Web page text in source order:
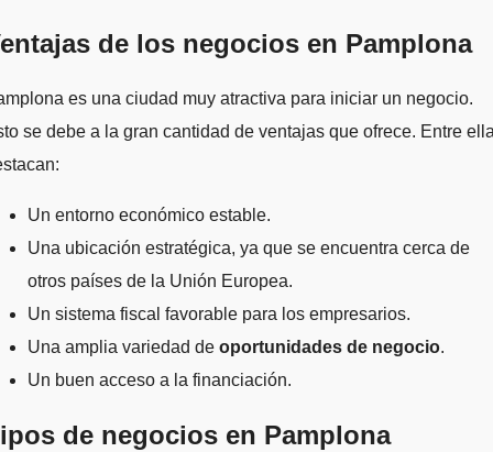
de los negocios en Pamplona
es una ciudad muy atractiva para iniciar un negocio.
se debe a la gran cantidad de ventajas que ofrece. Entre
Un entorno económico estable.
Una ubicación estratégica, ya que se encuentra cerca de
otros países de la Unión Europea.
Un sistema fiscal favorable para los empresarios.
Una amplia variedad de oportunidades de negocio.
Un buen acceso a la financiación.
de negocios en Pamplona